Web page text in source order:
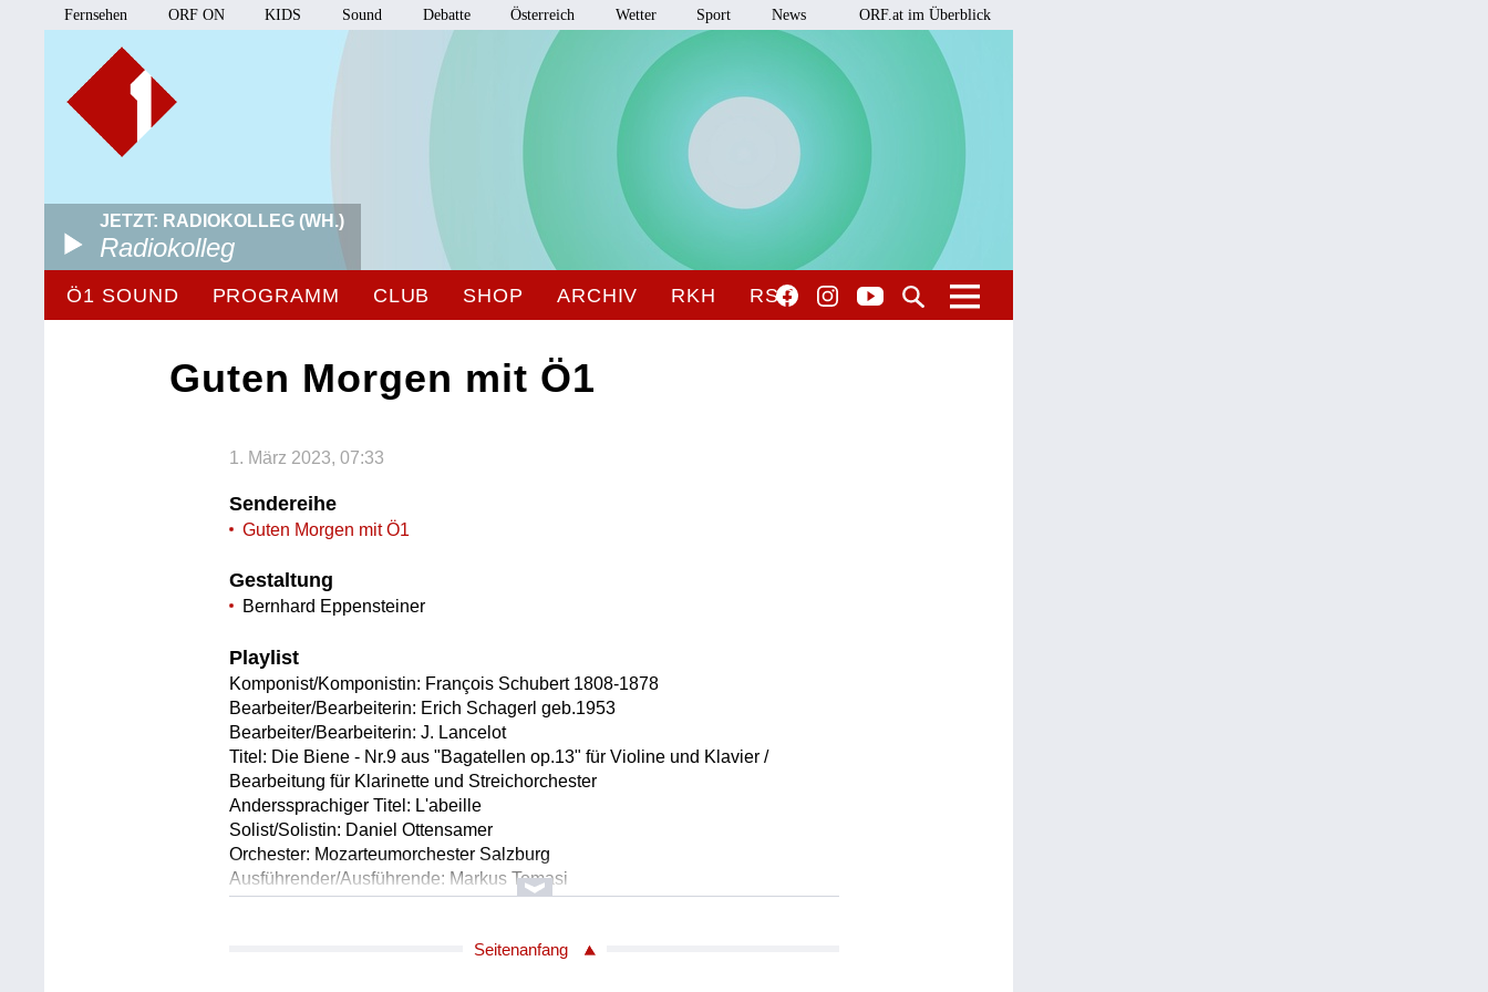
Fernsehen ORF ON KIDS Sound Debatte Österreich Wetter Sport News ORF.at im Überblick
JETZT: RADIOKOLLEG (WH.)
Radiokolleg
Ö1 SOUND PROGRAMM CLUB SHOP ARCHIV RKH RSO
Guten Morgen mit Ö1
1. März 2023, 07:33
Sendereihe
Guten Morgen mit Ö1
Gestaltung
Bernhard Eppensteiner
Playlist
Komponist/Komponistin: François Schubert 1808-1878
Bearbeiter/Bearbeiterin: Erich Schagerl geb.1953
Bearbeiter/Bearbeiterin: J. Lancelot
Titel: Die Biene - Nr.9 aus "Bagatellen op.13" für Violine und Klavier /
Bearbeitung für Klarinette und Streichorchester
Anderssprachiger Titel: L'abeille
Solist/Solistin: Daniel Ottensamer
Orchester: Mozarteumorchester Salzburg
Ausführender/Ausführende: Markus Tomasi
Länge: 01:23 min
Seitenanfang